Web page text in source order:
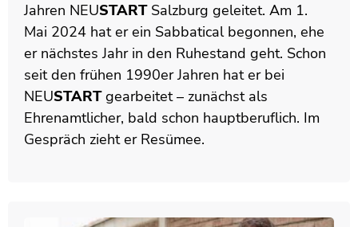
Jahren NEUSTARTSalzburg geleitet. Am 1.
Mai 2024 hat er ein Sabbatical begonnen, ehe
er nächstes Jahr in den Ruhestand geht. Schon
seit den frühen 1990er Jahren hat er bei
NEUSTARTgearbeitet – zunächst als
Ehrenamtlicher, bald schon hauptberuflich. Im
Gespräch zieht er Resümee.